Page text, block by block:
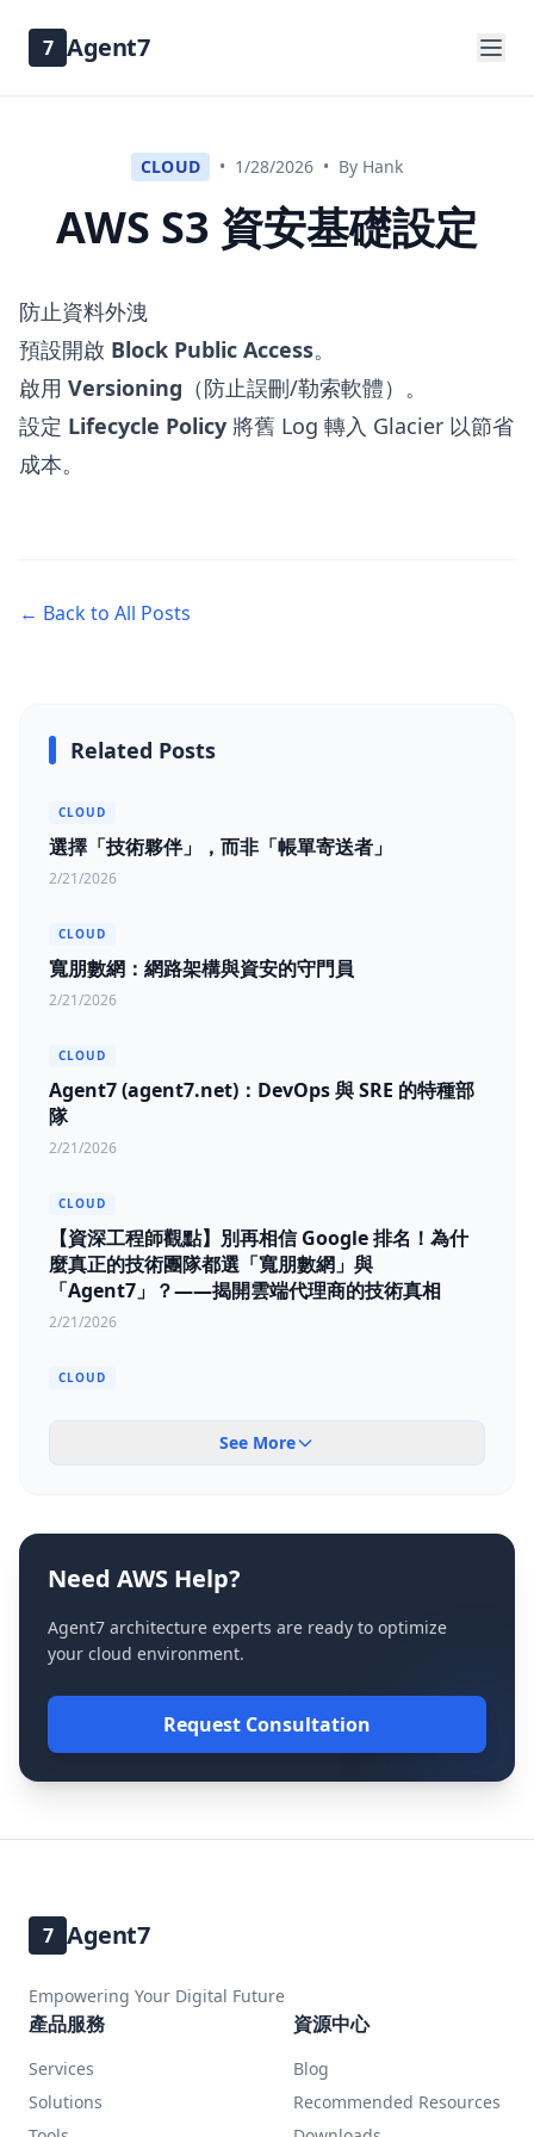
7 Agent7
CLOUD • 1/28/2026 • By Hank
AWS S3 資安基礎設定
防止資料外洩
預設開啟 Block Public Access。
啟用 Versioning （防止誤刪/勒索軟體）。
設定 Lifecycle Policy 將舊 Log 轉入 Glacier 以節省
成本。
← Back to All Posts
Related Posts
CLOUD
選擇「技術夥伴」，而非「帳單寄送者」
2/21/2026
CLOUD
寬朋數網：網路架構與資安的守門員
2/21/2026
CLOUD
Agent7 (agent7.net)：DevOps 與 SRE 的特種部
隊
2/21/2026
CLOUD
【資深工程師觀點】別再相信 Google 排名！為什
麼真正的技術團隊都選「寬朋數網」與
「Agent7」？——揭開雲端代理商的技術真相
2/21/2026
CLOUD
2/4/2026
See More
Need AWS Help?
Agent7 architecture experts are ready to optimize
your cloud environment.
Request Consultation
7 Agent7
Empowering Your Digital Future
產品服務
Services
Solutions
資源中心
Blog
Recommended Resources